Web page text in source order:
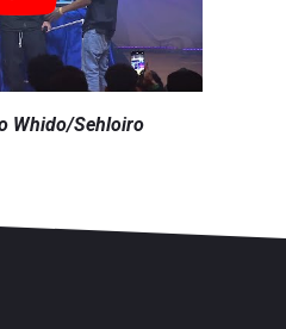
Whido/Sehloiro